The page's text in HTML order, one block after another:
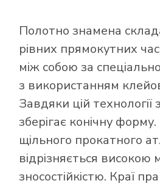
Полотно знамена
рівних прямокутних
між собою за
з використанням
Завдяки цій технології
зберігає конічну
щільного прокатного
відрізняється високою
зносостійкістю. Краї